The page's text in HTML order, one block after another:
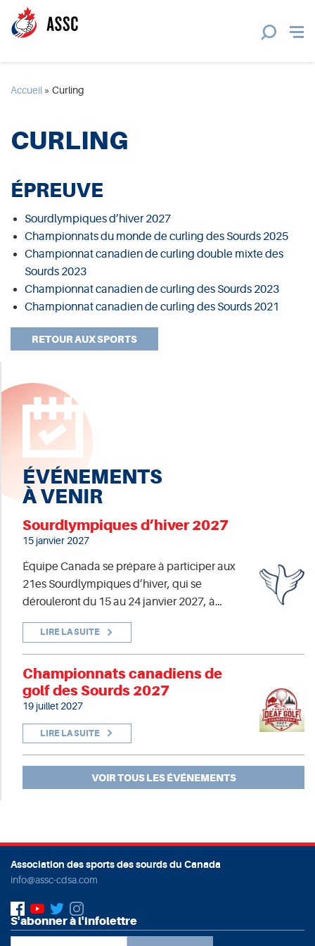
Accueil » Curling
CURLING
ÉPREUVE
Sourdlympiques d’hiver 2027
Championnats du monde de curling des Sourds 2025
Championnat canadien de curling double mixte des
Sourds 2023
Championnat canadien de curling des Sourds 2023
Championnat canadien de curling des Sourds 2021
RETOUR AUX SPORTS
ÉVÉNEMENTS
À VENIR
Sourdlympiques d’hiver 2027
15 janvier 2027
Équipe Canada se prépare à participer aux
21es Sourdlympiques d’hiver, qui se
dérouleront du 15 au 24 janvier 2027, à…
LIRE LA SUITE
Championnats canadiens de
golf des Sourds 2027
19 juillet 2027
LIRE LA SUITE
VOIR TOUS LES ÉVÉNEMENTS
Association des sports des sourds du Canada
info@assc-cdsa.com
S'abonner à l'infolettre